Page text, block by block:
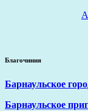
Благочиния
Барнаульское
Барнаульское